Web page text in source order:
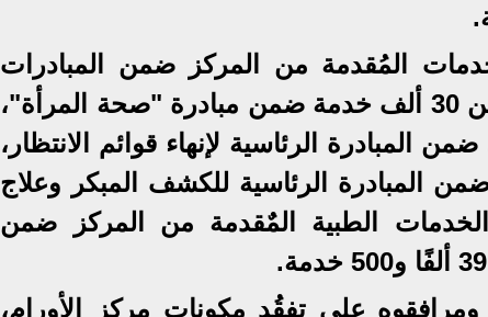
المُقدمة من المركز ضمن المبادرات
الرئاسية، مشيرًا إلى أنه تم تقديم أكثر من 30 ألف خدمة ضمن مبادرة "صحة المرأة"،
تدخل جراحي ضمن المبادرة الرئاسية لإنهاء قوائم الانتظار،
ما يزيد على 2300 خدمة ضمن المبادرة الرئاسية للكشف المبكر وعلاج
الطبية المٌقدمة من المركز ضمن
على تفقُد مكونات مركز الأورام،